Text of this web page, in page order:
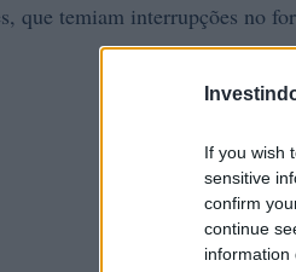
If you wish
sensitive
confirm
continue
information
que temiam interrupções no